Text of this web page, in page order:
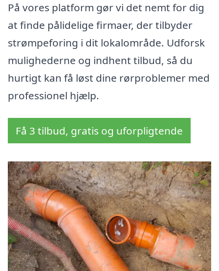
På vores platform gør vi det nemt for dig
at finde pålidelige firmaer, der tilbyder
strømpeforing i dit lokalområde. Udforsk
mulighederne og indhent tilbud, så du
hurtigt kan få løst dine rørproblemer med
professionel hjælp.
Få 3 tilbud, gratis og uforpligtende